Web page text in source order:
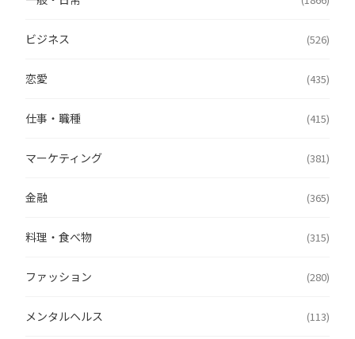
ビジネス (526)
恋愛 (435)
仕事・職種 (415)
マーケティング (381)
金融 (365)
料理・食べ物 (315)
ファッション (280)
メンタルヘルス (113)